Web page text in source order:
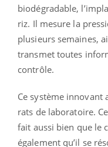
biodégradable,
riz. Il mesure la
plusieurs semaines,
transmet toutes
contrôle.
Ce système innovant
rats de laboratoire.
fait aussi bien que le
également qu’il se